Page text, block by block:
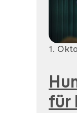
1.
für